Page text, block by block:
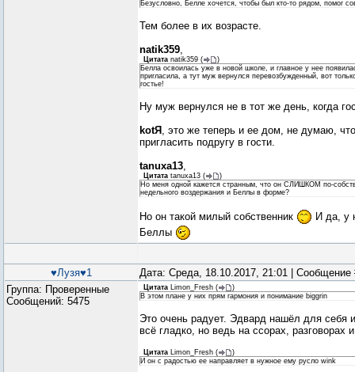
Безусловно, Белле хочется, чтобы был кто-то рядом, помог
Тем более в их возрасте.
natik359,
Цитата natik359 (
)
Белла освоилась уже в новой школе, и главное у нее
пригласила, а тут муж вернулся перевозбужденный, вот
гостье!
Ну муж вернулся не в тот же день, когда
kotЯ , это же теперь и ее дом, не думаю,
пригласить подругу в гости.
tanuxa13,
Цитата tanuxa13 (
)
Но меня одной кажется странным, что он СЛИШКОМ по-
недельного воздержания и Беллы в форме?
Но он такой милый собственник
И да, у
Беллы
♥Лузя♥1
Дата: Среда, 18.10.2017, 21:01 |
Группа: Проверенные
Сообщений: 5475
Цитата Limon_Fresh (
)
В этом плане у них прям гармония и понимание biggrin
Это очень радует. Эдвард нашёл для себя
всё гладко, но ведь на ссорах, разговорах
Цитата Limon_Fresh (
)
И он с радостью ее направляет в нужное ему русло wink